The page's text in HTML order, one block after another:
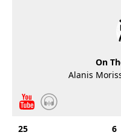
On
Alanis
25 6